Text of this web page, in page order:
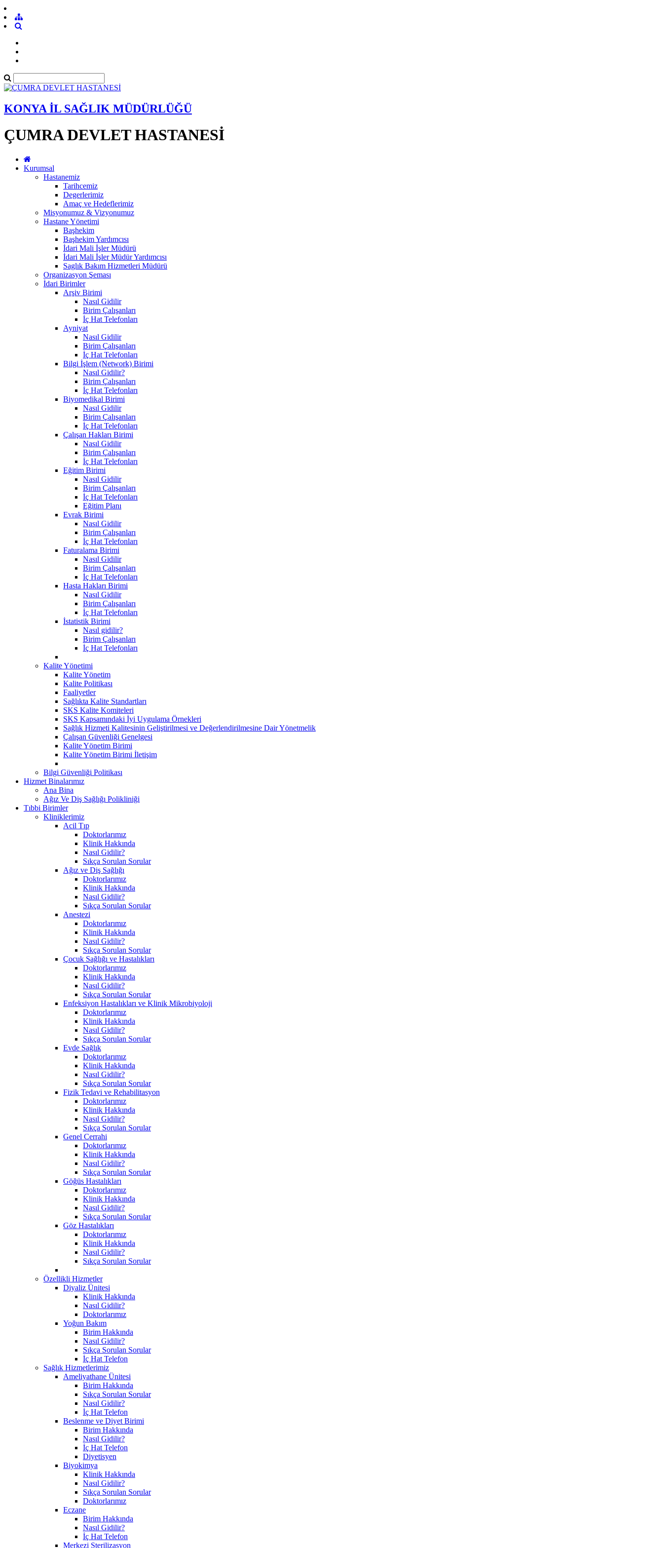
KONYA İL SAĞLIK MÜDÜRLÜĞÜ
ÇUMRA DEVLET HASTANESİ
Kurumsal
Hastanemiz
Tarihcemiz
Degerlerimiz
Amaç ve Hedeflerimiz
Misyonumuz & Vizyonumuz
Hastane Yönetimi
Başhekim
Başhekim Yardımcısı
İdari Mali İşler Müdürü
İdari Mali İşler Müdür Yardımcısı
Saglık Bakım Hizmetleri Müdürü
Organizasyon Şeması
İdari Birimler
Arşiv Birimi
Nasıl Gidilir
Birim Çalışanları
İç Hat Telefonları
Ayniyat
Nasıl Gidilir
Birim Çalışanları
İç Hat Telefonları
Bilgi İşlem (Network) Birimi
Nasıl Gidilir?
Birim Çalışanları
İç Hat Telefonları
Biyomedikal Birimi
Nasıl Gidilir
Birim Çalışanları
İç Hat Telefonları
Çalışan Hakları Birimi
Nasıl Gidilir
Birim Çalışanları
İç Hat Telefonları
Eğitim Birimi
Nasıl Gidilir
Birim Çalışanları
İç Hat Telefonları
Eğitim Planı
Evrak Birimi
Nasıl Gidilir
Birim Çalışanları
İç Hat Telefonları
Faturalama Birimi
Nasıl Gidilir
Birim Çalışanları
İç Hat Telefonları
Hasta Hakları Birimi
Nasıl Gidilir
Birim Çalışanları
İç Hat Telefonları
İstatistik Birimi
Nasıl gidilir?
Birim Çalışanları
İç Hat Telefonları
Kalite Yönetimi
Kalite Yönetim
Kalite Politikası
Faaliyetler
Sağlıkta Kalite Standartları
SKS Kalite Komiteleri
SKS Kapsamındaki İyi Uygulama Örnekleri
Sağlık Hizmeti Kalitesinin Geliştirilmesi ve Değerlendirilmesine Dair Yönetmelik
Çalışan Güvenliği Genelgesi
Kalite Yönetim Birimi
Kalite Yönetim Birimi İletişim
Bilgi Güvenliği Politikası
Hizmet Binalarımız
Ana Bina
Ağız Ve Diş Sağlığı Polikliniği
Tıbbi Birimler
Kliniklerimiz
Acil Tıp
Doktorlarımız
Klinik Hakkında
Nasıl Gidilir?
Sıkça Sorulan Sorular
Ağız ve Diş Sağlığı
Doktorlarımız
Klinik Hakkında
Nasıl Gidilir?
Sıkça Sorulan Sorular
Anestezi
Doktorlarımız
Klinik Hakkında
Nasıl Gidilir?
Sıkça Sorulan Sorular
Çocuk Sağlığı ve Hastalıkları
Doktorlarımız
Klinik Hakkında
Nasıl Gidilir?
Sıkça Sorulan Sorular
Enfeksiyon Hastalıkları ve Klinik Mikrobiyoloji
Doktorlarımız
Klinik Hakkında
Nasıl Gidilir?
Sıkça Sorulan Sorular
Evde Sağlık
Doktorlarımız
Klinik Hakkında
Nasıl Gidilir?
Sıkça Sorulan Sorular
Fizik Tedavi ve Rehabilitasyon
Doktorlarımız
Klinik Hakkında
Nasıl Gidilir?
Sıkça Sorulan Sorular
Genel Cerrahi
Doktorlarımız
Klinik Hakkında
Nasıl Gidilir?
Sıkça Sorulan Sorular
Göğüs Hastalıkları
Doktorlarımız
Klinik Hakkında
Nasıl Gidilir?
Sıkça Sorulan Sorular
Göz Hastalıkları
Doktorlarımız
Klinik Hakkında
Nasıl Gidilir?
Sıkça Sorulan Sorular
Özellikli Hizmetler
Diyaliz Ünitesi
Klinik Hakkında
Nasıl Gidilir?
Doktorlarımız
Yoğun Bakım
Birim Hakkında
Nasıl Gidilir?
Sıkça Sorulan Sorular
İç Hat Telefon
Sağlık Hizmetlerimiz
Ameliyathane Ünitesi
Birim Hakkında
Sıkça Sorulan Sorular
Nasıl Gidilir?
İç Hat Telefon
Beslenme ve Diyet Birimi
Birim Hakkında
Nasıl Gidilir?
İç Hat Telefon
Diyetisyen
Biyokimya
Klinik Hakkında
Nasıl Gidilir?
Sıkça Sorulan Sorular
Doktorlarımız
Eczane
Birim Hakkında
Nasıl Gidilir?
İç Hat Telefon
Merkezi Sterilizasyon